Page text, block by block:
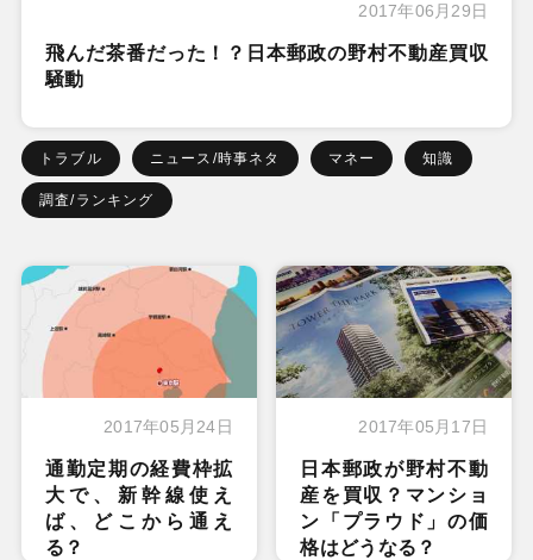
2017年06月29日
飛んだ茶番だった！？日本郵政の野村不動産買収
騒動
トラブル ニュース/時事ネタ マネー 知識
調査/ランキング
2017年05月24日
通勤定期の経費枠拡
大で、新幹線使え
ば、どこから通え
る？
2017年05月17日
日本郵政が野村不動
産を買収？マンショ
ン「プラウド」の価
格はどうなる？